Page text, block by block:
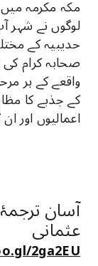
مکہ مکرمہ
لوگوں نے شہر
حدیبیہ کے
صحابہ کرام
واقعے کے ہر
کے جذبے کا
اعمالیوں اور
آسان
عثمانی
2ga2EU